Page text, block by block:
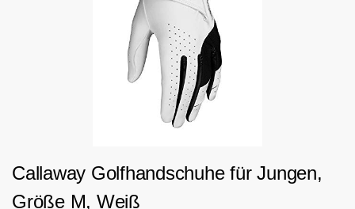
Callaway Golfhandschuhe für Jungen,
Größe M, Weiß